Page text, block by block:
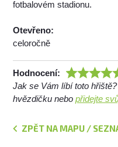
fotbalovém stadionu.
Otevřeno:
celoročně
Hodnocení:
Jak se Vám líbí toto
hvězdičku nebopřidejte
ZPĚT NA MAPU /